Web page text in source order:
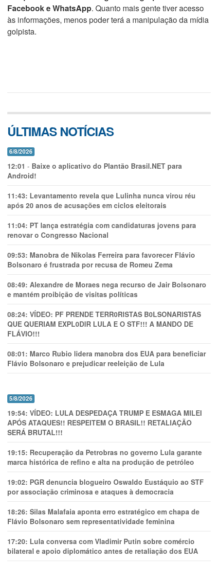
Facebook e WhatsApp. Quanto mais gente tiver acesso
às informações, menos poder terá a manipulação da mídia
golpista.
ÚLTIMAS NOTÍCIAS
6/8/2026
12:01 - Baixe o aplicativo do Plantão Brasil.NET para
Android!
11:43: Levantamento revela que Lulinha nunca virou réu
após 20 anos de acusações em ciclos eleitorais
11:04: PT lança estratégia com candidaturas jovens para
renovar o Congresso Nacional
09:53: Manobra de Nikolas Ferreira para favorecer Flávio
Bolsonaro é frustrada por recusa de Romeu Zema
08:49: Alexandre de Moraes nega recurso de Jair Bolsonaro
e mantém proibição de visitas políticas
08:24: VÍDEO: PF PRENDE TERR0RlSTAS B0LSONARlSTAS
QUE QUERIAM EXPL0DlR LULA E O STF!!! A MANDO DE
FLÁVIO!!!
08:01: Marco Rubio lidera manobra dos EUA para beneficiar
Flávio Bolsonaro e prejudicar reeleição de Lula
5/8/2026
19:54: VÍDEO: LULA DESPEDAÇA TRUMP E ESMAGA MILEI
APÓS ATAQUES!! RESPEITEM O BRASIL!! RETALIAÇÃO
SERÁ BRUTAL!!!
19:15: Recuperação da Petrobras no governo Lula garante
marca histórica de refino e alta na produção de petróleo
19:02: PGR denuncia blogueiro Oswaldo Eustáquio ao STF
por associação criminosa e ataques à democracia
18:26: Silas Malafaia aponta erro estratégico em chapa de
Flávio Bolsonaro sem representatividade feminina
17:20: Lula conversa com Vladimir Putin sobre comércio
bilateral e apoio diplomático antes de retaliação dos EUA